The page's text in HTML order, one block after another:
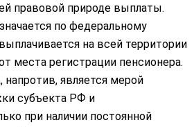
правовой природе выплаты.
по федеральному
на всей территории
места регистрации пенсионера.
напротив, является мерой
субъекта РФ и
при наличии постоянной